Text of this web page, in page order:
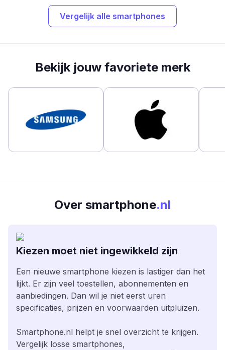
Vergelijk alle smartphones
Bekijk jouw favoriete merk
Over smartphone.nl
Kiezen moet niet ingewikkeld zijn
Een nieuwe smartphone kiezen is lastiger dan het
lijkt. Er zijn veel toestellen, abonnementen en
aanbiedingen. Dan wil je niet eerst uren
specificaties, prijzen en voorwaarden uitpluizen.
Smartphone.nl helpt je snel overzicht te krijgen.
Vergelijk losse smartphones,